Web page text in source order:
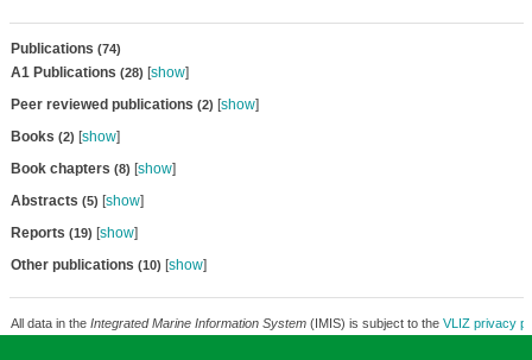
Publications (74)
A1 Publications (28) [show]
Peer reviewed publications (2) [show]
Books (2) [show]
Book chapters (8) [show]
Abstracts (5) [show]
Reports (19) [show]
Other publications (10) [show]
All data in the Integrated Marine Information System(IMIS) is subject to the VLIZ privacy